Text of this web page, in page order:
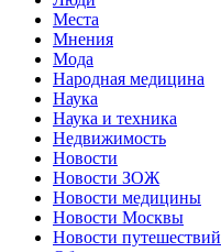
Места
Мнения
Мода
Народная медицина
Наука
Наука и техника
Недвижимость
Новости
Новости ЗОЖ
Новости медицины
Новости Москвы
Новости путешествий